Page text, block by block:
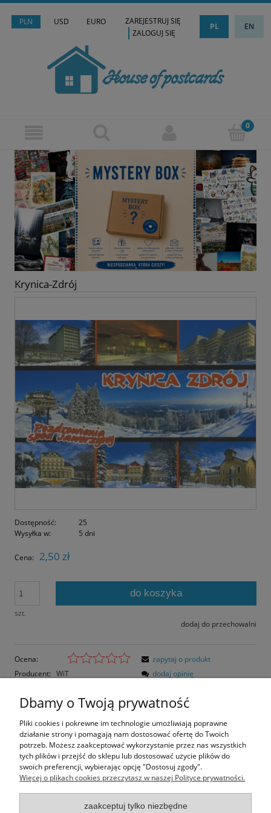
PLN USD EURO PL EN
ZAREJESTRUJ SIĘ
ZALOGUJ SIĘ
Krynica-Zdrój
Dostępność:
25
Wysyłka w:
5 dni
Cena: 2,50 zł
szt.
do koszyka
dodaj do przechowalni
Ocena:
Producent: WiT
zapytaj o produkt
dodaj opinię
Opis
Opinie o produkcie (0)
Rozmiar pocztówki: 14,8x10,5 cm
Dbamy o Twoją prywatność
Pliki cookies i pokrewne im technologie umożliwiają poprawne
działanie strony i pomagają nam dostosować ofertę do Twoich
potrzeb. Możesz zaakceptować wykorzystanie przez nas wszystkich
tych plików i przejść do sklepu lub dostosować użycie plików do
swoich preferencji, wybierając opcję "Dostosuj zgody".
Więcej o plikach cookies przeczytasz w naszej Polityce prywatności.
zaakceptuj tylko niezbędne